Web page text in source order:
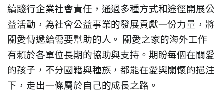
續踐行企業社會責任，通過多種方式和途徑開展公
益活動，為社會公益事業的發展貢獻一份力量，將
關愛傳遞給需要幫助的人。 關愛之家的海外工作
有賴於各單位長期的協助與支持。期盼每個在關愛
的孩子，不分國籍與種族，都能在愛與關懷的挹注
下，走出一條屬於自己的成長之路。